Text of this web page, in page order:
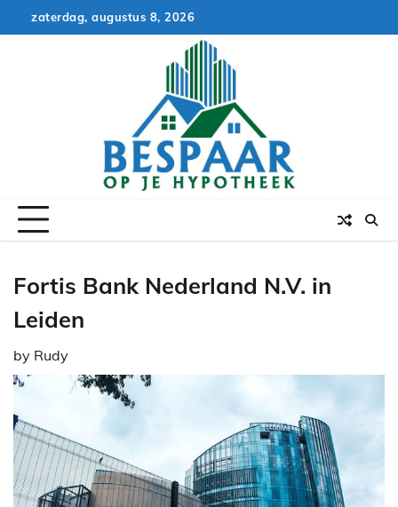
to
zaterdag, augustus 8, 2026
Fortis Bank Nederland N.V. in
Leiden
by Rudy